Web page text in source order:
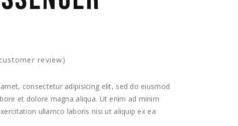
customer review)
consectetur adipisicing elit, sed do eiusmod
et dolore magna aliqua. Ut enim ad minim
ullamco laboris nisi ut aliquip ex ea